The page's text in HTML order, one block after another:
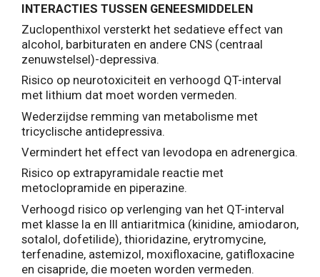
INTERACTIES TUSSEN GENEESMIDDELEN
Zuclopenthixol versterkt het sedatieve effect van
alcohol, barbituraten en andere CNS (centraal
zenuwstelsel)-depressiva.
Risico op neurotoxiciteit en verhoogd QT-interval
met lithium dat moet worden vermeden.
Wederzijdse remming van metabolisme met
tricyclische antidepressiva.
Vermindert het effect van levodopa en adrenergica.
Risico op extrapyramidale reactie met
metoclopramide en piperazine.
Verhoogd risico op verlenging van het QT-interval
met klasse Ia en III antiaritmica (kinidine, amiodaron,
sotalol, dofetilide), thioridazine, erytromycine,
terfenadine, astemizol, moxifloxacine, gatifloxacine
en cisapride, die moeten worden vermeden.